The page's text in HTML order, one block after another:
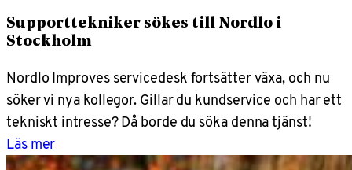
Supporttekniker sökes till Nordlo i
Stockholm
Nordlo Improves servicedesk fortsätter växa, och nu
söker vi nya kollegor. Gillar du kundservice och har ett
tekniskt intresse? Då borde du söka denna tjänst!
Läs mer